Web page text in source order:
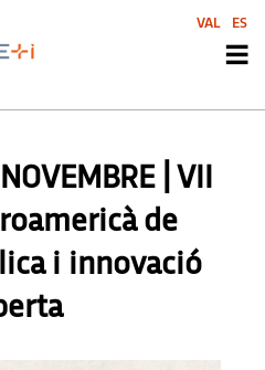
,
| VII
de
i innovació
VAL ES